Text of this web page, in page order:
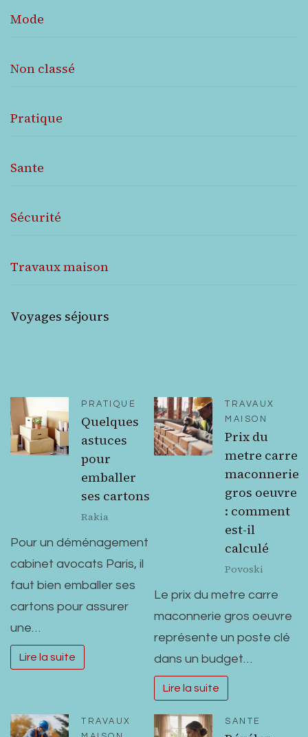
Mode
Non classé
Pratique
Sante
Sécurité
Travaux maison
Voyages séjours
PRATIQUE
Quelques
astuces
pour
emballer
ses cartons
Rakia
Pour un déménagement
cabinet avocats Paris, il
faut bien emballer ses
cartons pour assurer
une…
Lire la suite
TRAVAUX
MAISON
Prix du
metre carre
maconnerie
gros oeuvre
: comment
est-il
calculé
Povoski
Le prix du metre carre
maconnerie gros oeuvre
représente un poste clé
dans un budget…
Lire la suite
TRAVAUX
SANTE